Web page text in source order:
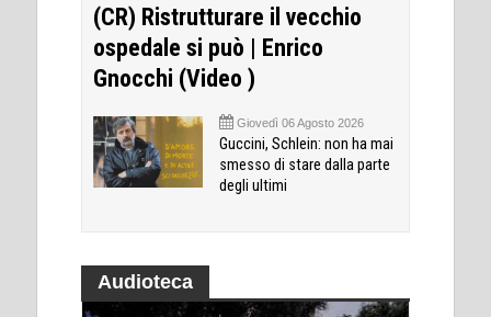
(CR) Ristrutturare il vecchio
ospedale si può | Enrico
Gnocchi (Video )
Giovedì 06 Agosto 2026
Guccini, Schlein: non ha mai
smesso di stare dalla parte
degli ultimi
Audioteca